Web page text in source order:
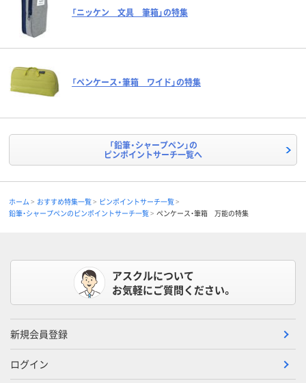
「ニッケン 文具 筆箱」の特集
「ペンケース・筆箱 ワイド」の特集
「鉛筆・シャープペン」の
ピンポイントサーチ一覧へ
ホーム おすすめ特集一覧
ピンポイントサーチ一覧
鉛筆・シャープペンのピンポイントサーチ一覧
ペンケース・筆箱 万能の特集
アスクルについて
お気軽にご質問ください。
新規会員登録
ログイン